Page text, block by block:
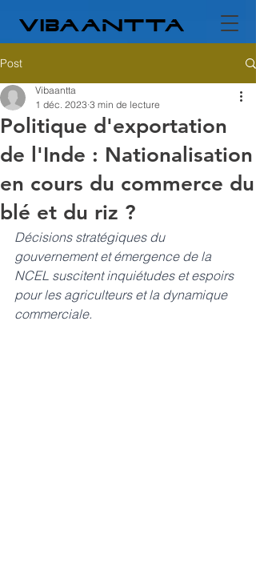
Post
Politique d'exportation
de l'Inde : Nationalisation
en cours du commerce du
blé et du riz ?
Vibaantta
1 déc. 2023 3 min de lecture
Décisions stratégiques du
gouvernement et émergence de la
NCEL suscitent inquiétudes et espoirs
pour les agriculteurs et la dynamique
commerciale.